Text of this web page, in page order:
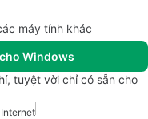
máy tính khác
Windows
tuyệt vời chỉ có sẵn cho